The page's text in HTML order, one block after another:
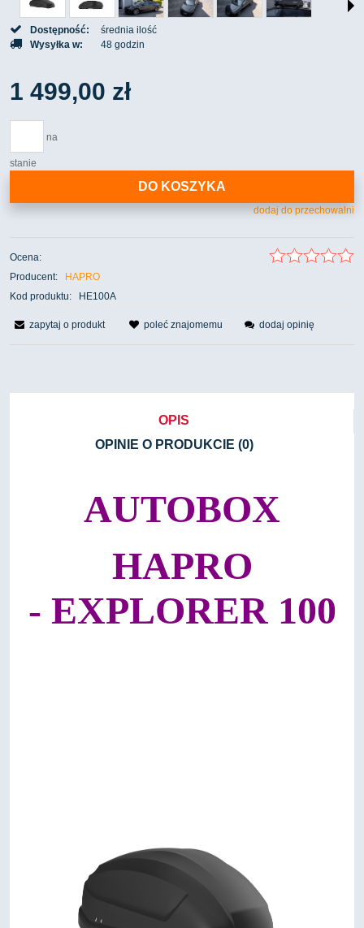
Dostępność:
średnia ilość
Wysyłka w:
48 godzin
1 499,00 zł
na
stanie
DO KOSZYKA
dodaj do przechowalni
Ocena:
Producent:
HAPRO
Kod produktu:
HE100A
zapytaj o produkt poleć znajomemu dodaj opinię
OPIS
OPINIE O PRODUKCIE (0)
AUTOBOX
HAPRO
- EXPLORER 100